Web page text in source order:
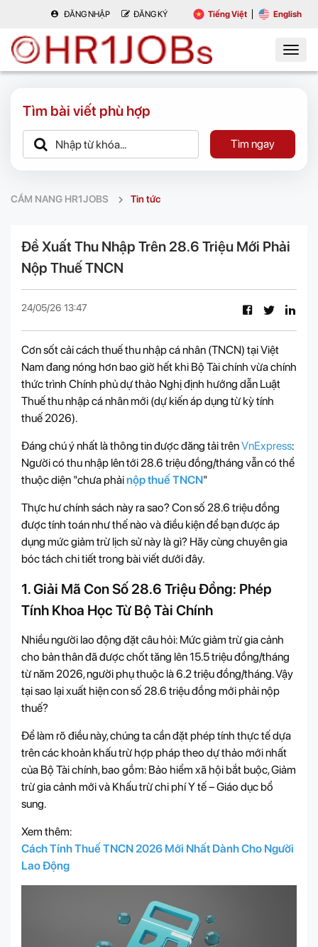
ĐĂNG NHẬP ĐĂNG KÝ Tiếng Việt English
Tìm bài viết phù hợp
Tìm ngay
CẨM NANG HR1JOBS Tin tức
Đề Xuất Thu Nhập Trên 28.6 Triệu Mới Phải
Nộp Thuế TNCN
24/05/26 13:47
Cơn sốt cải cách thuế thu nhập cá nhân (TNCN) tại Việt
Nam đang nóng hơn bao giờ hết khi Bộ Tài chính vừa chính
thức trình Chính phủ dự thảo Nghị định hướng dẫn Luật
Thuế thu nhập cá nhân mới (dự kiến áp dụng từ kỳ tính
thuế 2026).
Đáng chú ý nhất là thông tin được đăng tải trênVnExpress:
Người có thu nhập lên tới 28.6 triệu đồng/tháng vẫn có thể
thuộc diện "chưa phảinộp thuế TNCN"
Thực hư chính sách này ra sao? Con số 28.6 triệu đồng
được tính toán như thế nào và điều kiện để bạn được áp
dụng mức giảm trừ lịch sử này là gì? Hãy cùng chuyên gia
bóc tách chi tiết trong bài viết dưới đây.
1. Giải Mã Con Số 28.6 Triệu Đồng: Phép
Tính Khoa Học Từ Bộ Tài Chính
Nhiều người lao động đặt câu hỏi: Mức giảm trừ gia cảnh
cho bản thân đã được chốt tăng lên 15.5 triệu đồng/tháng
từ năm 2026, người phụ thuộc là 6.2 triệu đồng/tháng. Vậy
tại sao lại xuất hiện con số 28.6 triệu đồng mới phải nộp
thuế?
Để làm rõ điều này, chúng ta cần đặt phép tính thực tế dựa
trên các khoản khấu trừ hợp pháp theo dự thảo mới nhất
của Bộ Tài chính, bao gồm: Bảo hiểm xã hội bắt buộc, Giảm
trừ gia cảnh mới và Khấu trừ chi phí Y tế – Giáo dục bổ
sung.
Xem thêm:
Cách Tính Thuế TNCN 2026 Mới Nhất Dành Cho Người
Lao Động